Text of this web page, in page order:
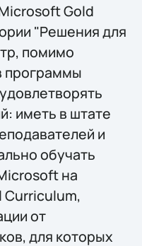
Gold
"Решения для
помимо
программы
иметь в штате
и
обучать
на
от
для которых